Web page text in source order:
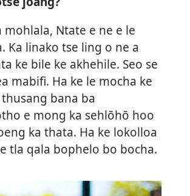
Ntate e ne e le
Ka linako tse ling o ne a
ke bile ke akhehile. Seo se
mabifi. Ha ke le mocha ke
bana ba
e mong ka sehlōhō hoo
ka thata. Ha ke lokolloa
tla qala bophelo bo bocha.